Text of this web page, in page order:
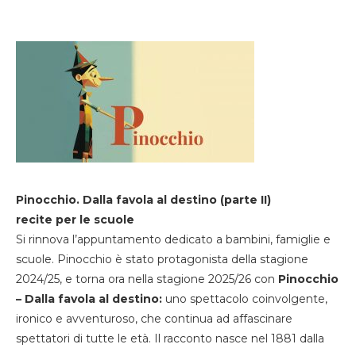
Pinocchio. Dalla favola al destino (parte II)
recite per le scuole
Si rinnova l’appuntamento dedicato a bambini, famiglie e
scuole. Pinocchio è stato protagonista della stagione
2024/25, e torna ora nella stagione 2025/26 con Pinocchio
– Dalla favola al destino: uno spettacolo coinvolgente,
ironico e avventuroso, che continua ad affascinare
spettatori di tutte le età. Il racconto nasce nel 1881 dalla